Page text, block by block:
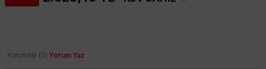
Yorumlar (0) Yorum Yaz